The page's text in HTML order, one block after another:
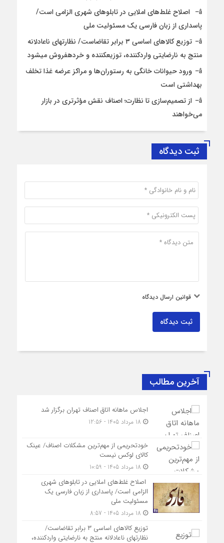
اصلاح غلط‌های املایی در تابلوهای شهری الزامی است/
پاسداری از زبان فارسی یک مسئولیت ملی
توزیع کالاهای اساسی ۳ برابر تقاضاست/ نظارت‎های ناعادلانه
منتج به نارضایتی واردکننده، توزیع‎کننده و خرده‎فروش می‎شود
ورود حیوانات خانگی به رستوران‌ها و مراکز عرضه غذا تخلف
بهداشتی است
از تصمیم‌سازی تا نظارت؛ اصناف نقش مؤثرتری در بازار
می‌خواهند
ثبت دیدگاه
قوانین ارسال دیدگاه
ثبت دیدگاه
آخرین مطالب
اجلاس ماهانه اتاق اصناف تهران برگزار شد
خودتحریمی از مهم‌ترین مشکلات اصناف/ عینک
کالای لوکس نیست
اصلاح غلط‌های املایی در تابلوهای شهری
الزامی است/ پاسداری از زبان فارسی یک
مسئولیت ملی
توزیع کالاهای اساسی ۳ برابر تقاضاست/
نظارت‎های ناعادلانه منتج به نارضایتی واردکننده،